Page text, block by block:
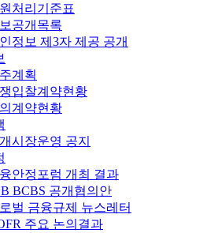
처리기준표
공개목록
정보 제3자 제공 공개
계획
입찰계약현황
계약현황
시장운영 공지
안정포럼 개최 결과
BCBS 공개협의안
벌 금융규제 뉴스레터
주요 논의결과